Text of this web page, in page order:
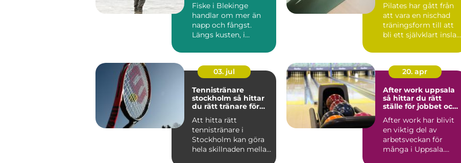
Fiske i Blekinge
handlar om mer än
napp och fångst.
Längs kusten, i
många sjöarn...
Pilates har gått från
att vara en nischad
träningsform till att
bli ett självklart inslag
03. jul
Tennistränare
stockholm så hittar
du rätt tränare för
Att hitta rätt
tennistränare i
Stockholm kan göra
hela skillnaden mellan
20. apr
After work uppsala
så hittar du rätt
ställe för jobbet och
After work har blivit
en viktig del av
arbetsveckan för
många i Uppsala.